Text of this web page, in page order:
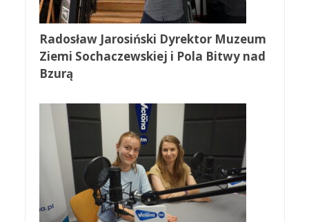
Radosław Jarosiński Dyrektor Muzeum
Ziemi Sochaczewskiej i Pola Bitwy nad
Bzurą